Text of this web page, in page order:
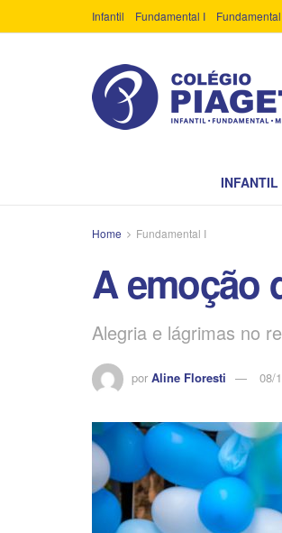
Infantil Fundamental I
INFANTIL
Home Fundamental I
A emoção
Alegria e lágrimas no
por Aline Floresti 08/